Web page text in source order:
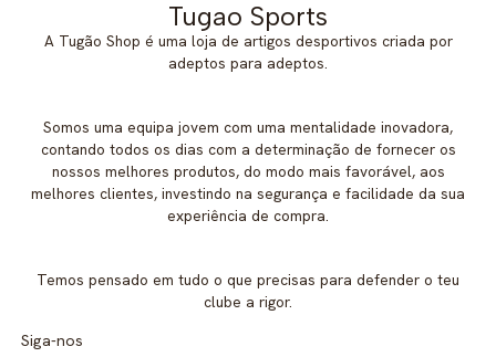
Tugao Sports
A Tugão Shop é uma loja de artigos desportivos criada por
adeptos para adeptos.
Somos uma equipa jovem com uma mentalidade inovadora,
contando todos os dias com a determinação de fornecer os
nossos melhores produtos, do modo mais favorável, aos
melhores clientes, investindo na segurança e facilidade da sua
experiência de compra.
Temos pensado em tudo o que precisas para defender o teu
clube a rigor.
Siga-nos